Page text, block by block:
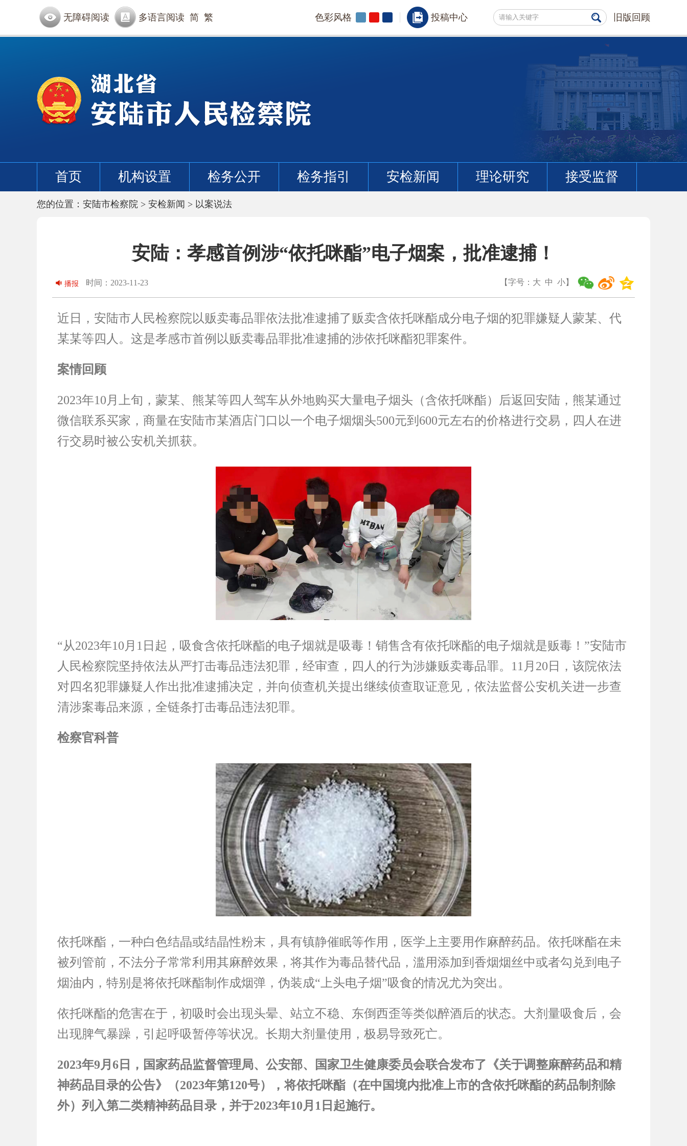
无障碍阅读 多语言阅读 简 繁 色彩风格 投稿中心 旧版回顾
首页 机构设置 检务公开 检务指引 安检新闻 理论研究 接受监督
您的位置： 安陆市检察院 > 安检新闻 > 以案说法
安陆：孝感首例涉“依托咪酯”电子烟案，批准逮捕！
【字号： 大 中 小】
播报 时间：2023-11-23
近日，安陆市人民检察院以贩卖毒品罪依法批准逮捕了贩卖含依托咪酯成分电子烟的犯罪嫌疑人蒙某、代
某某等四人。这是孝感市首例以贩卖毒品罪批准逮捕的涉依托咪酯犯罪案件。
案情回顾
2023年10月上旬，蒙某、熊某等四人驾车从外地购买大量电子烟头（含依托咪酯）后返回安陆，熊某通过
微信联系买家，商量在安陆市某酒店门口以一个电子烟烟头500元到600元左右的价格进行交易，四人在进
行交易时被公安机关抓获。
“从2023年10月1日起，吸食含依托咪酯的电子烟就是吸毒！销售含有依托咪酯的电子烟就是贩毒！”安陆市
人民检察院坚持依法从严打击毒品违法犯罪，经审查，四人的行为涉嫌贩卖毒品罪。11月20日，该院依法
对四名犯罪嫌疑人作出批准逮捕决定，并向侦查机关提出继续侦查取证意见，依法监督公安机关进一步查
清涉案毒品来源，全链条打击毒品违法犯罪。
检察官科普
依托咪酯，一种白色结晶或结晶性粉末，具有镇静催眠等作用，医学上主要用作麻醉药品。依托咪酯在未
被列管前，不法分子常常利用其麻醉效果，将其作为毒品替代品，滥用添加到香烟烟丝中或者勾兑到电子
烟油内，特别是将依托咪酯制作成烟弹，伪装成“上头电子烟”吸食的情况尤为突出。
依托咪酯的危害在于，初吸时会出现头晕、站立不稳、东倒西歪等类似醉酒后的状态。大剂量吸食后，会
出现脾气暴躁，引起呼吸暂停等状况。长期大剂量使用，极易导致死亡。
2023年9月6日，国家药品监督管理局、公安部、国家卫生健康委员会联合发布了《关于调整麻醉药品和精
神药品目录的公告》（2023年第120号），将依托咪酯（在中国境内批准上市的含依托咪酯的药品制剂除
外）列入第二类精神药品目录，并于2023年10月1日起施行。